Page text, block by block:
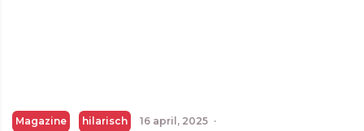
Magazine hilarisch 16 april, 2025 ·